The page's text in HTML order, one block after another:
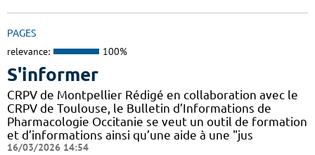
PAGES
relevance: 100%
S'informer
CRPV de Montpellier Rédigé en collaboration avec le
CRPV de Toulouse, le Bulletin d’Informations de
Pharmacologie Occitanie se veut un outil de formation
et d’informations ainsi qu’une aide à une "jus
16/03/2026 14:54